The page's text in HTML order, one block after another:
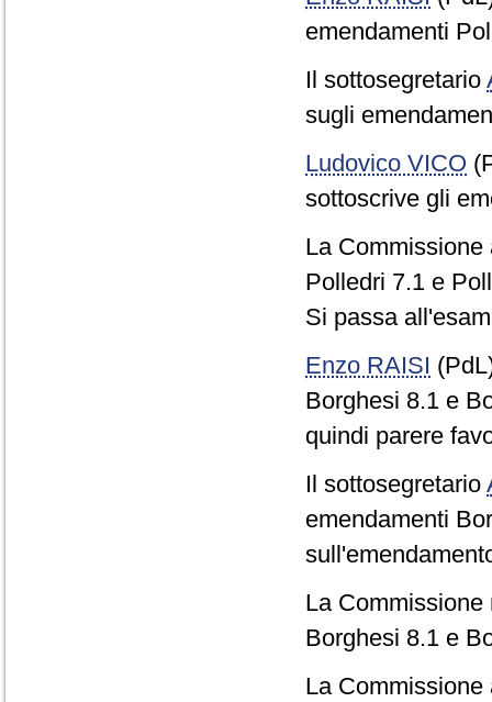
emendamenti
Il sottosegretario
sugli
Ludovico VICO
sottoscrive gli
La
Polledri 7.1 e
Si passa
Enzo RAISI
Borghesi 8.1 e
quindi parere
Il sottosegretario
emendamenti
La
Borghesi 8.1 e
La Commissione